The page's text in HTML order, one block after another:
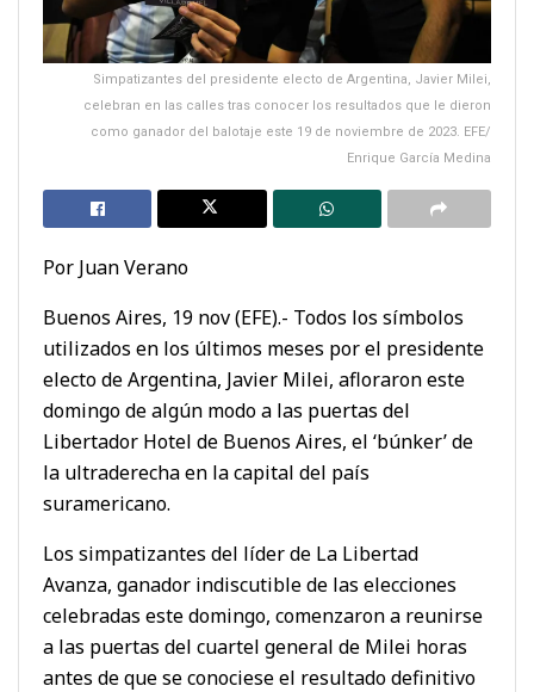
Simpatizantes del presidente electo de Argentina, Javier Milei,
celebran en las calles tras conocer los resultados que le dieron
como ganador del balotaje este 19 de noviembre de 2023. EFE/
Enrique García Medina
Por Juan Verano
Buenos Aires, 19 nov (EFE).- Todos los símbolos
utilizados en los últimos meses por el presidente
electo de Argentina, Javier Milei, afloraron este
domingo de algún modo a las puertas del
Libertador Hotel de Buenos Aires, el ‘búnker’ de
la ultraderecha en la capital del país
suramericano.
Los simpatizantes del líder de La Libertad
Avanza, ganador indiscutible de las elecciones
celebradas este domingo, comenzaron a reunirse
a las puertas del cuartel general de Milei horas
antes de que se conociese el resultado definitivo